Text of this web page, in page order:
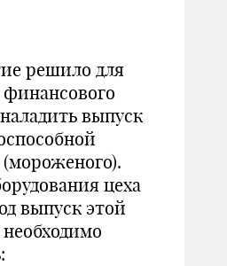
решило для
выпуск
цеха
выпуск этой